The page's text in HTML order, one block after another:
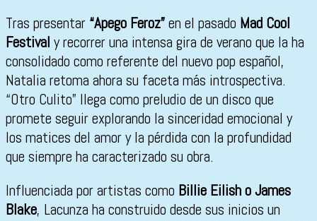
Tras presentar “Apego Feroz”en el pasado Mad Cool
Festival y recorrer una intensa gira de verano que la ha
consolidado como referente del nuevo pop español,
Natalia retoma ahora su faceta más introspectiva.
“Otro Culito” llega como preludio de un disco que
promete seguir explorando la sinceridad emocional y
los matices del amor y la pérdida con la profundidad
que siempre ha caracterizado su obra.
Influenciada por artistas como Billie Eilish o James
Blake, Lacunza ha construido desde sus inicios un